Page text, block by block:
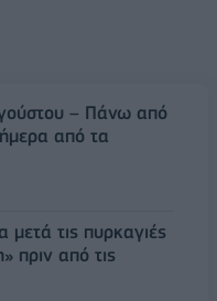
– Πάνω από
από τα
μετά τις πυρκαγιές
πριν από τις